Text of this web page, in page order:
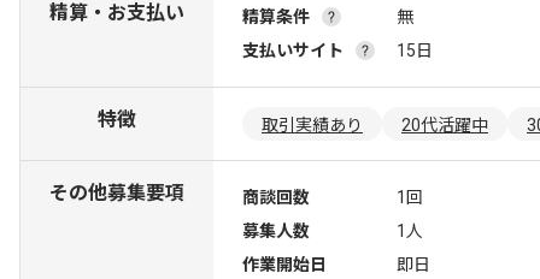
精算・お支払い 精算条件
無
支払いサイト
15日
特徴 取引実績あり 20代活躍中
その他募集要項 商談回数
1回
募集人数
1人
作業開始日
即日